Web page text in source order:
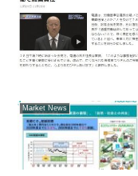
Market News